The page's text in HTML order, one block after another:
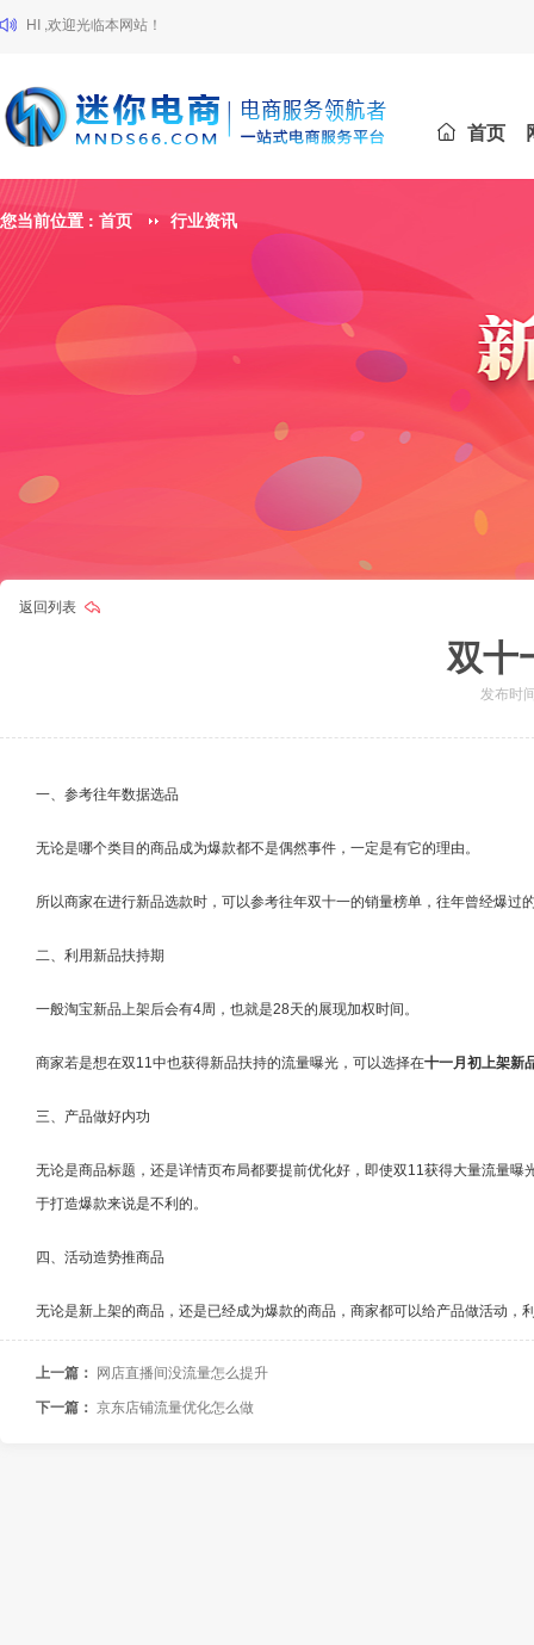
HI ,欢迎光临本网站！
首页
您当前位置 : 首页 行业资讯
返回列表
双十
发布时
一、参考往年数据选品
无论是哪个类目的商品成为爆款都不是偶然事件，一定是有它的理由。
所以商家在进行新品选款时，可以参考往年双十一的销量榜单，往年曾经爆过
二、利用新品扶持期
一般淘宝新品上架后会有4周，也就是28天的展现加权时间。
商家若是想在双11中也获得新品扶持的流量曝光，可以选择在十一月初上架新
三、产品做好内功
无论是商品标题，还是详情页布局都要提前优化好，即使双11获得大量流量
于打造爆款来说是不利的。
四、活动造势推商品
无论是新上架的商品，还是已经成为爆款的商品，商家都可以给产品做活动，
上一篇： 网店直播间没流量怎么提升
下一篇： 京东店铺流量优化怎么做